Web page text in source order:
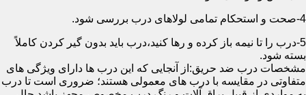
4-صحت و استحکام تمامی لولاهای درب بررسی شود.
5-درب را تا نیمه باز کرده و رها کنید،درب باید بدون گیر کردن کاملاً
بسته شود.
مشخصات درب ضد حریق:از آنجایی که این درب ها دارای ویژگی های
متفاوتی در مقایسه با درب های معمولی هستند؛ ضروری است تا درب